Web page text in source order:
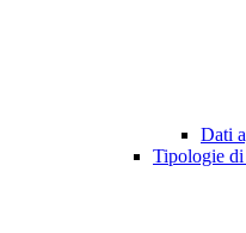
Dati
Tipologie